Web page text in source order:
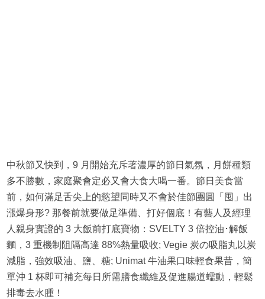
中秋節又快到，9 月開始充斥著濃厚的節日氣氛，月餅種類
多不勝數，家庭聚會定必又會大食大喝一番。節日美食當
前，如何滿足舌尖上的慾望同時又不會於佳節團圓「囤」出
漲爆身形? 那餐前就要做足準備、打好個底！有藝人及經理
人親身實證的 3 大飯前打底寶物：SVELTY 3 倍控油･解飯
麵，3 重機制阻隔高達 88%熱量吸收; Vegie 炭の吸脂丸以炭
減脂，強效吸油、鹽、糖; Unimat 牛油果口味輕食果昔，簡
單沖 1 杯即可補充每日所需膳食纖維及促進腸道蠕動，輕鬆
排毒去水腫！